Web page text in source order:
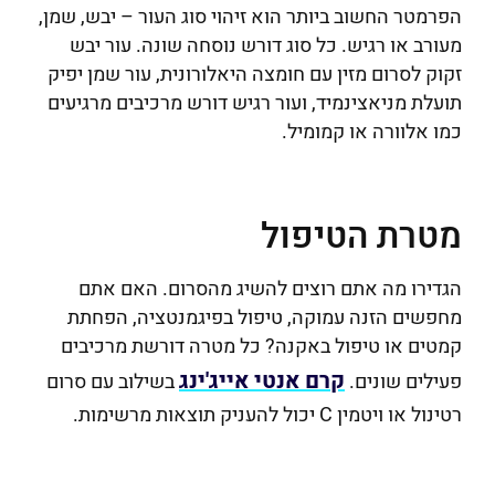
הפרמטר החשוב ביותר הוא זיהוי סוג העור – יבש, שמן,
מעורב או רגיש. כל סוג דורש נוסחה שונה. עור יבש
זקוק לסרום מזין עם חומצה היאלורונית, עור שמן יפיק
תועלת מניאצינמיד, ועור רגיש דורש מרכיבים מרגיעים
כמו אלוורה או קמומיל.
מטרת הטיפול
הגדירו מה אתם רוצים להשיג מהסרום. האם אתם
מחפשים הזנה עמוקה, טיפול בפיגמנטציה, הפחתת
קמטים או טיפול באקנה? כל מטרה דורשת מרכיבים
פעילים שונים.קרם אנטי אייג'ינגבשילוב עם סרום
רטינול או ויטמין C יכול להעניק תוצאות מרשימות.